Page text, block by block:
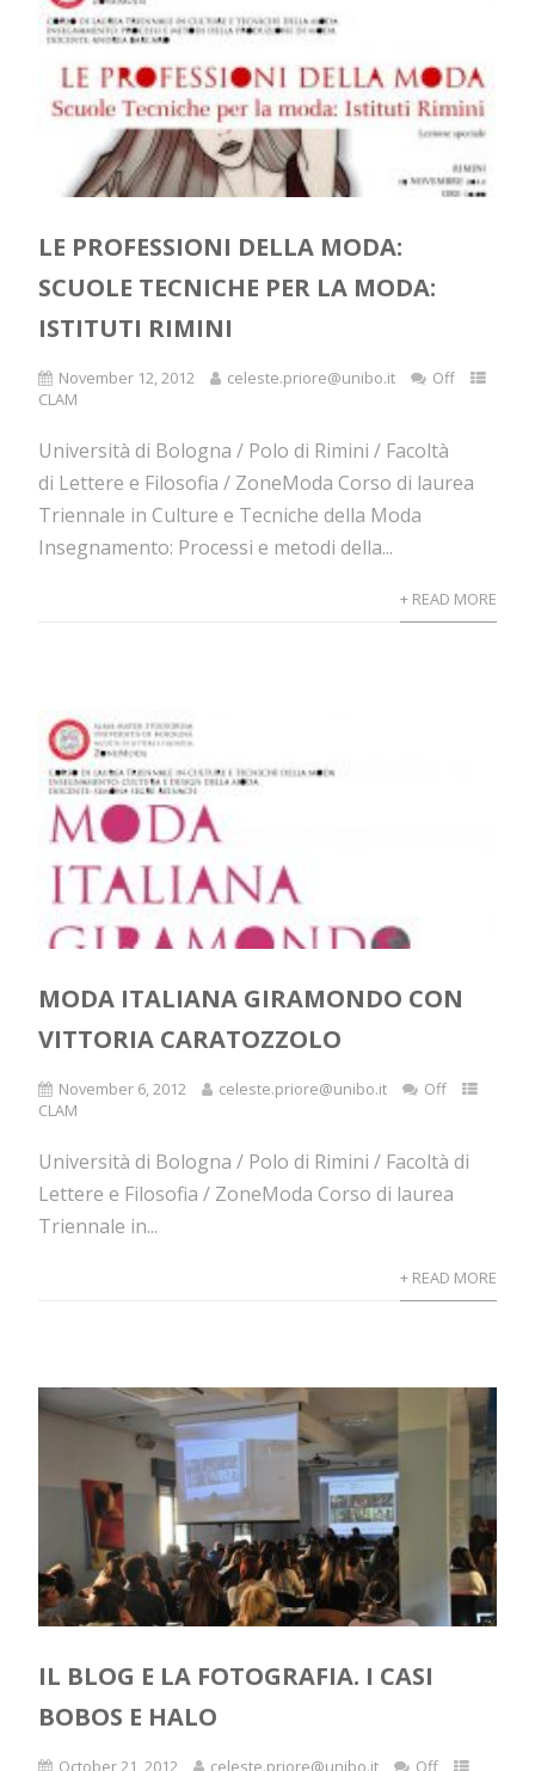
LE PROFESSIONI DELLA MODA:
SCUOLE TECNICHE PER LA MODA:
ISTITUTI RIMINI
November 12, 2012 celeste.priore@unibo.it
Off
CLAM
Università di Bologna / Polo di Rimini / Facoltà
di Lettere e Filosofia / ZoneModa Corso di laurea
Triennale in Culture e Tecniche della Moda
Insegnamento: Processi e metodi della...
+ READ MORE
MODA ITALIANA GIRAMONDO CON
VITTORIA CARATOZZOLO
November 6, 2012 celeste.priore@unibo.it
Off
CLAM
Università di Bologna / Polo di Rimini / Facoltà di
Lettere e Filosofia / ZoneModa Corso di laurea
Triennale in...
+ READ MORE
IL BLOG E LA FOTOGRAFIA. I CASI
BOBOS E HALO
October 21, 2012 celeste.priore@unibo.it
Off